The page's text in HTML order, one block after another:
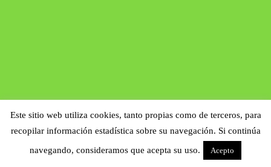
Este sitio web utiliza cookies, tanto propias como de terceros, para
recopilar información estadística sobre su navegación. Si continúa
navegando, consideramos que acepta su uso.
Acepto